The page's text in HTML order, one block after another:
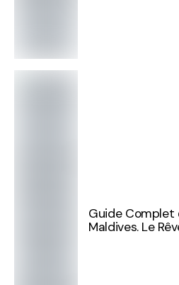
Guide Complet
Maldives. Le